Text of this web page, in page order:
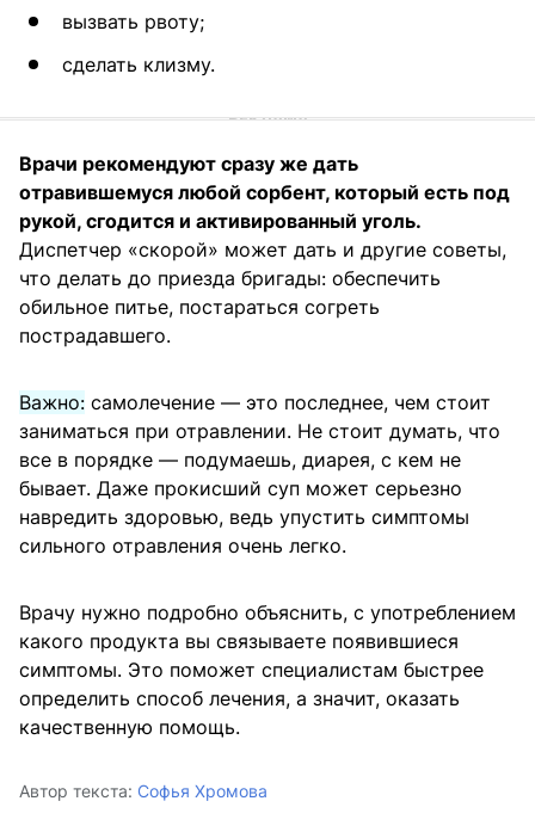
вызвать рвоту;
сделать клизму.
Врачи рекомендуют сразу же дать
отравившемуся любой сорбент, который есть под
рукой, сгодится и активированный уголь.
Диспетчер «скорой» может дать и другие советы,
что делать до приезда бригады: обеспечить
обильное питье, постараться согреть
пострадавшего.
Важно: самолечение — это последнее, чем стоит
заниматься при отравлении. Не стоит думать, что
все в порядке — подумаешь, диарея, с кем не
бывает. Даже прокисший суп может серьезно
навредить здоровью, ведь упустить симптомы
сильного отравления очень легко.
Врачу нужно подробно объяснить, с употреблением
какого продукта вы связываете появившиеся
симптомы. Это поможет специалистам быстрее
определить способ лечения, а значит, оказать
качественную помощь.
Автор текста: Софья Хромова